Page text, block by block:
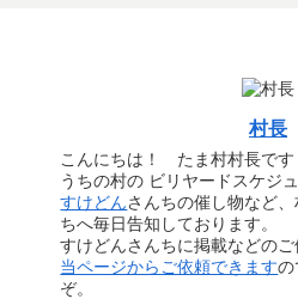
村長
こんにちは！ たま村村長です
うちの村の ビリヤードスケジ
すけどんさんちの催し物など
ちへ毎日告知しております。
すけどんさんちに掲載などのご
当ページからご依頼できますの
ぞ。